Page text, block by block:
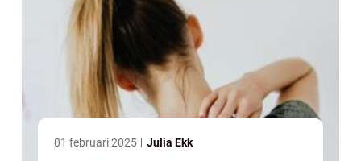
01 februari 2025 Julia Ekk